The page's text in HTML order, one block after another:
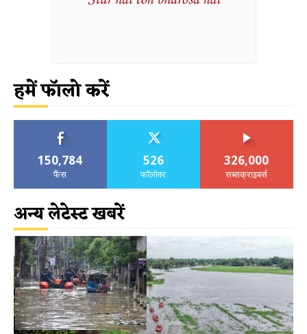
हमें फॉलो करें
150,784
फैंस
526
फॉलोवर
326,000
सब्सक्राइबर्स
अन्य लेटेस्ट खबरें